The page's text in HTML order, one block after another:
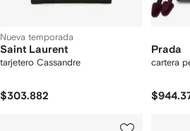
Nueva temporada
Saint Laurent
tarjetero Cassandre
$303.882
Prada
cartera